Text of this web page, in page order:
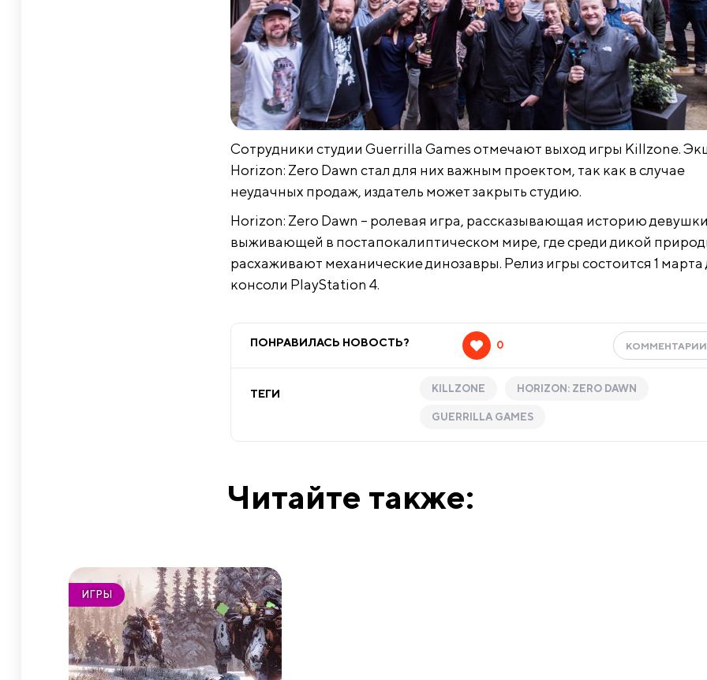
Сотрудники студии Guerrilla Games отмечают выход игры Killzone.
Horizon: Zero Dawn стал для них важным проектом, так как в случае
неудачных продаж, издатель может закрыть студию.
Horizon: Zero Dawn – ролевая игра, рассказывающая историю
выживающей в постапокалиптическом мире, где среди дикой
расхаживают механические динозавры. Релиз игры состоится 1 марта
консоли PlayStation 4.
ПОНРАВИЛАСЬ НОВОСТЬ? 0
ТЕГИ KILLZONE HORIZON: ZERO DAWN
GUERRILLA GAMES
Читайте также:
ИГРЫ